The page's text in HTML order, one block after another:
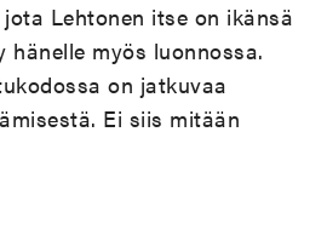
Lehtonen itse on ikänsä
myös luonnossa.
on jatkuvaa
Ei siis mitään